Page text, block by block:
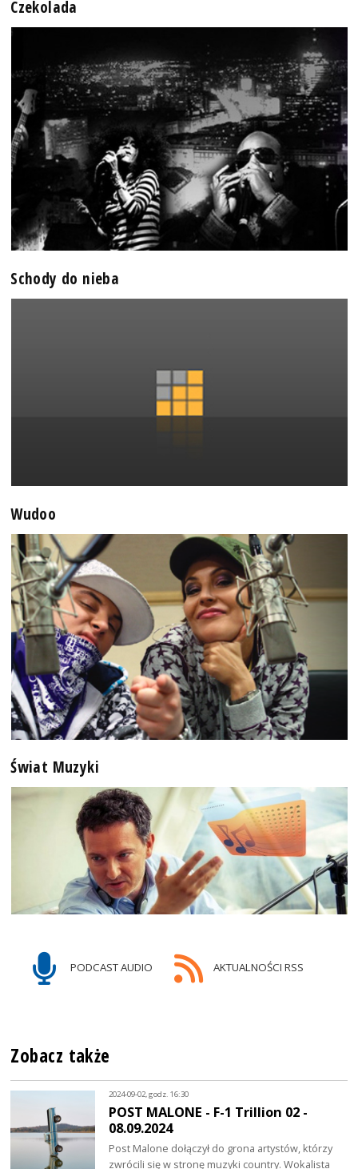
Czekolada
Schody do nieba
Wudoo
Świat Muzyki
PODCAST AUDIO AKTUALNOŚCI RSS
Zobacz także
2024-09-02, godz. 16:30
POST MALONE - F-1 Trillion 02 -
08.09.2024
Post Malone dołączył do grona artystów, którzy
zwrócili się w stronę muzyki country. Wokalista